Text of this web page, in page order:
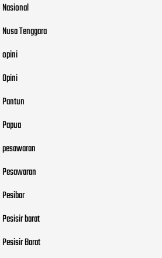
Nasional
Nusa Tenggara
opini
Opini
Pantun
Papua
pesawaran
Pesawaran
Pesibar
Pesisir barat
Pesisir Barat